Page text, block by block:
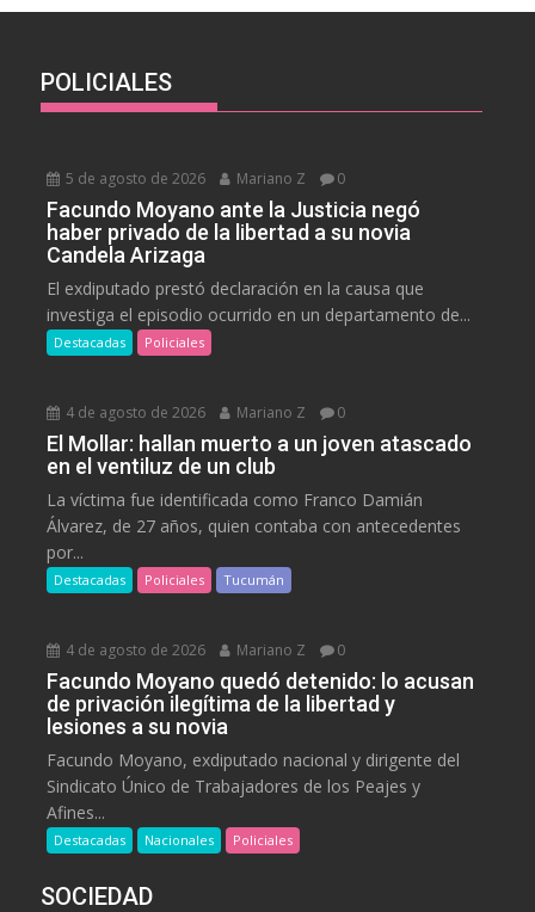
POLICIALES
5 de agosto de 2026 Mariano Z 0
Facundo Moyano ante la Justicia negó
haber privado de la libertad a su novia
Candela Arizaga
El exdiputado prestó declaración en la causa que
investiga el episodio ocurrido en un departamento de...
Destacadas Policiales
4 de agosto de 2026 Mariano Z 0
El Mollar: hallan muerto a un joven atascado
en el ventiluz de un club
La víctima fue identificada como Franco Damián
Álvarez, de 27 años, quien contaba con antecedentes
por...
Destacadas Policiales Tucumán
4 de agosto de 2026 Mariano Z 0
Facundo Moyano quedó detenido: lo acusan
de privación ilegítima de la libertad y
lesiones a su novia
Facundo Moyano, exdiputado nacional y dirigente del
Sindicato Único de Trabajadores de los Peajes y
Afines...
Destacadas Nacionales Policiales
SOCIEDAD